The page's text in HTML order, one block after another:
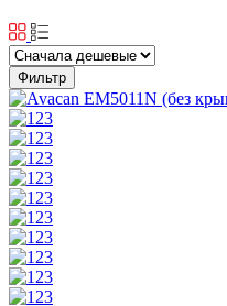
Фильтр